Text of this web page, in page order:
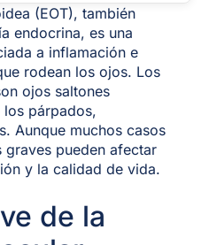
(EOT), también
endocrina, es una
a inflamación e
rodean los ojos. Los
ojos saltones
párpados,
Aunque muchos casos
graves pueden afectar
y la calidad de vida.
de la